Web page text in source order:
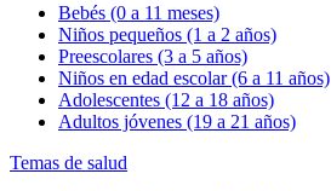
Bebés (0 a 11 meses)
Niños pequeños (1 a 2 años)
Preescolares (3 a 5 años)
Niños en edad escolar (6 a 11 años)
Adolescentes (12 a 18 años)
Adultos jóvenes (19 a 21 años)
Temas de salud